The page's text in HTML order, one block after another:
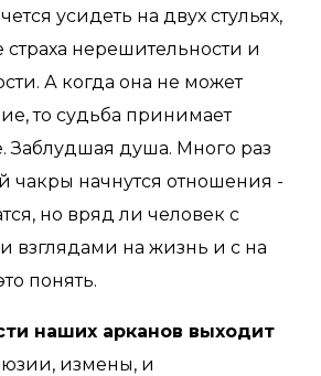
усидеть на двух стульях,
нерешительности и
А когда она не может
то судьба принимает
Заблудшая душа. Много раз
чакры начнутся отношения -
но вряд ли человек с
взглядами на жизнь и с на
понять.
наших арканов выходит
измены, и